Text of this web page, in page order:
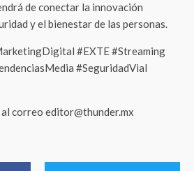
de conectar la innovación
y el bienestar de las personas.
#EXTE #Streaming
#SeguridadVial
correo editor@thunder.mx